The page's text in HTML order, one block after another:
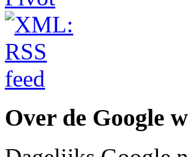
Over de Google